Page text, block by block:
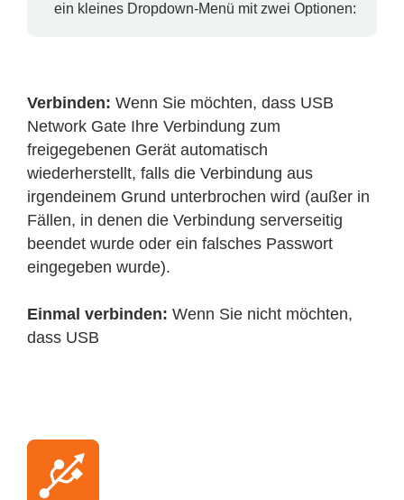
ein kleines Dropdown-Menü mit zwei Optionen:
Verbinden: Wenn Sie möchten, dass USB
Network Gate Ihre Verbindung zum
freigegebenen Gerät automatisch
wiederherstellt, falls die Verbindung aus
irgendeinem Grund unterbrochen wird (außer in
Fällen, in denen die Verbindung serverseitig
beendet wurde oder ein falsches Passwort
eingegeben wurde).
Einmal verbinden: Wenn Sie nicht möchten,
dass USB